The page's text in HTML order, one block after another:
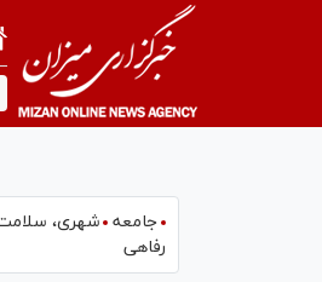
جامعه شهری،‌
رفاهی